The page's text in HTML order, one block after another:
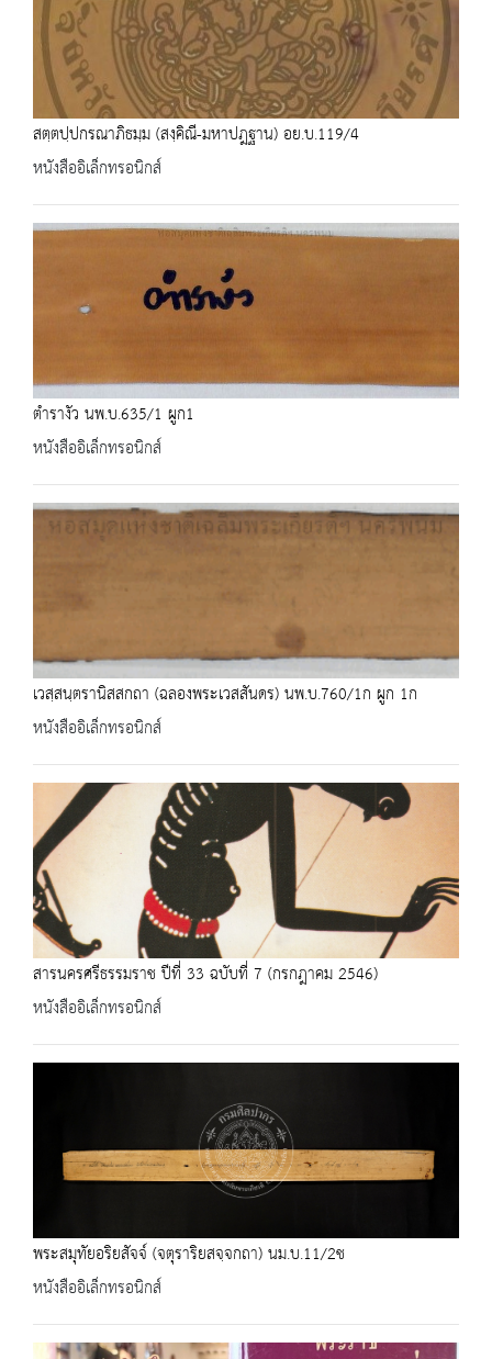
สตฺตปฺปกรณาภิธมฺม (สงฺคิณี-มหาปฎฐาน) อย.บ.119/4
หนังสืออิเล็กทรอนิกส์
ตำรางัว นพ.บ.635/1 ผูก1
หนังสืออิเล็กทรอนิกส์
เวสฺสนฺตรานิสสกถา (ฉลองพระเวสสันดร) นพ.บ.760/1ก ผูก 1ก
หนังสืออิเล็กทรอนิกส์
สารนครศรีธรรมราช ปีที่ 33 ฉบับที่ 7 (กรกฎาคม 2546)
หนังสืออิเล็กทรอนิกส์
พระสมุทัยอริยสัจจ์ (จตุราริยสจฺจกถา) นม.บ.11/2ช
หนังสืออิเล็กทรอนิกส์